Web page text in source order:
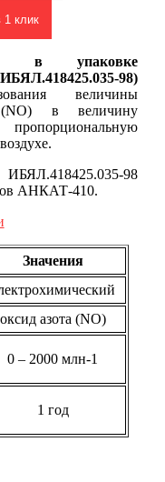
1 клик
в упаковке
98)
величины
(NO) в величину
98
АНКАТ-410.
Значения
оксид азота (NO)
0 – 2000 млн-1
1 год